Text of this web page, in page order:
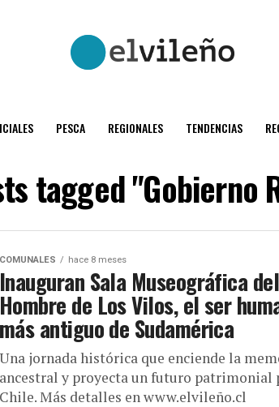
PESCA REGIONALES TENDENCIAS
tagged "Gobierno
COMUNALES hace 8 meses
Inauguran Sala Museográfica del
Hombre de Los Vilos, el ser
más antiguo de Sudamérica
Una jornada histórica que enciende la
ancestral y proyecta un futuro patrimonial
Chile. Más detalles en www.elvileño.cl